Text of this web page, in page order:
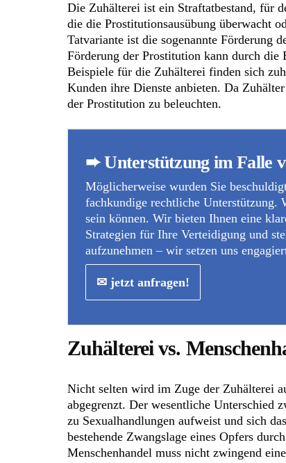
Die Zuhälterei ist ein Straftatbestand, für
die die Prostitutionsausübung überwacht
Tatvariante ist die sogenannte Förderung
Förderung der Prostitution kann durch
Beispiele für die Zuhälterei finden sich
Kunden ihre Dienste anbieten. Da
der Prostitution zu beleuchten.
➨ Unterstützung im Falle
Möglicherweise wurden Sie
fachkundige rechtliche Unterstützung.
sein können. Wir bieten Ihnen eine
Strategien für Ihre Verteidigung und
aufzunehmen – wir setzen uns
✉ jetzt anfragen!
Zuhälterei vs.
Nicht selten wird im Zuge der Zuhälterei
abgegrenzt. Der wesentliche Unterschied
zu Sexualhandlungen aufweist und sich
bestehende Zwangslage eines Opfers
Menschenhandel muss nicht zwingend